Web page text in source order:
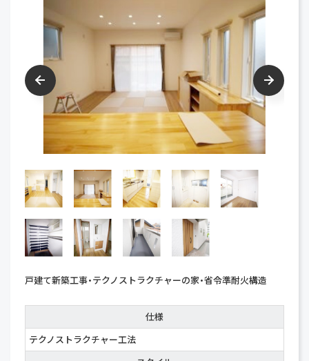
戸建て新築工事・テクノストラクチャーの家・省令準耐火構造
仕様
テクノストラクチャー工法